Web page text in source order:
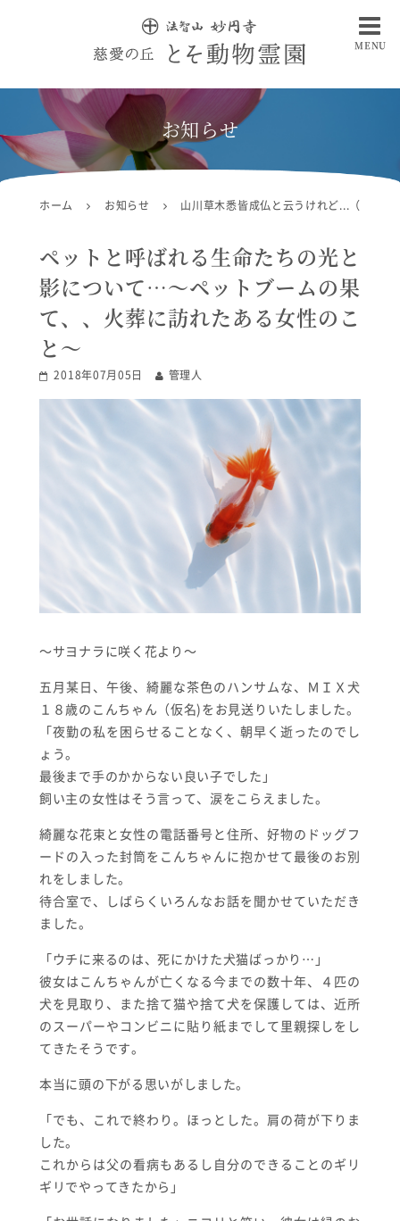
MENU
お知らせ
ホーム お知らせ 山川草木悉皆成仏と云うけれど...（コラム
ペットと呼ばれる生命たちの光と
影について…〜ペットブームの果
て、、火葬に訪れたある女性のこ
と〜
2018年07月05日 管理人
～サヨナラに咲く花より～
五月某日、午後、綺麗な茶色のハンサムな、ＭＩＸ犬
１８歳のこんちゃん（仮名)をお見送りいたしました。
「夜勤の私を困らせることなく、朝早く逝ったのでし
ょう。
最後まで手のかからない良い子でした」
飼い主の女性はそう言って、涙をこらえました。
綺麗な花束と女性の電話番号と住所、好物のドッグフ
ードの入った封筒をこんちゃんに抱かせて最後のお別
れをしました。
待合室で、しばらくいろんなお話を聞かせていただき
ました。
「ウチに来るのは、死にかけた犬猫ばっかり…」
彼女はこんちゃんが亡くなる今までの数十年、４匹の
犬を見取り、また捨て猫や捨て犬を保護しては、近所
のスーパーやコンビニに貼り紙までして里親探しをし
てきたそうです。
本当に頭の下がる思いがしました。
「でも、これで終わり。ほっとした。肩の荷が下りま
した。
これからは父の看病もあるし自分のできることのギリ
ギリでやってきたから」